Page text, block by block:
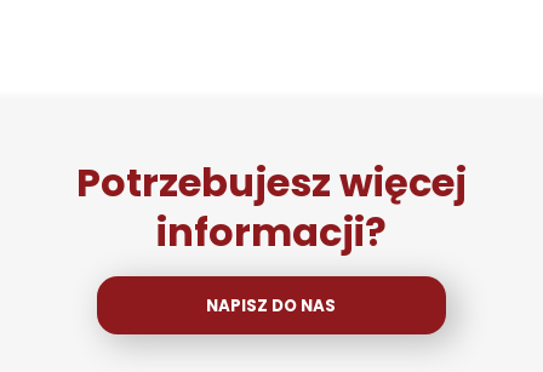
Potrzebujesz więcej
informacji?
NAPISZ DO NAS